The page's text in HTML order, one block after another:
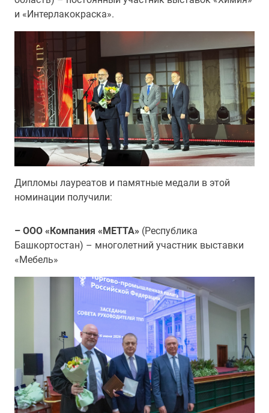
и «Интерлакокраска».
Дипломы лауреатов и памятные медали в этой
номинации получили:
– ООО «Компания «МЕТТА» (Республика
Башкортостан) – многолетний участник выставки
«Мебель»